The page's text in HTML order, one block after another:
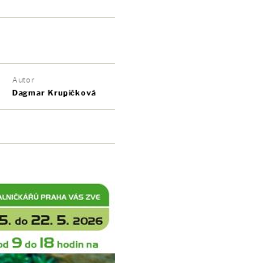
Autor
Dagmar Krupičková